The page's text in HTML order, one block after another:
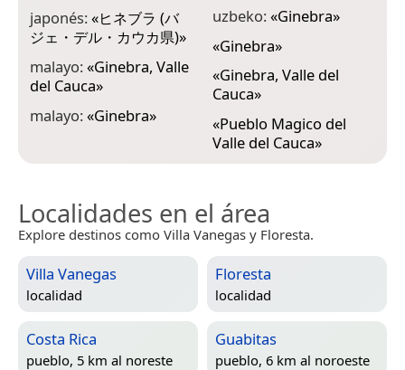
japonés:«ヒネブラ (バ
ジェ・デル・カウカ県)»
malayo:«Ginebra, Valle
del Cauca»
malayo:«Ginebra»
uzbeko:«Ginebra»
«Ginebra»
«Ginebra, Valle del
Cauca»
«Pueblo Magico del
Valle del Cauca»
Localidades en el área
Explore destinos como Villa Vanegas y Floresta.
Villa Vanegas
localidad
Floresta
localidad
Costa Rica
pueblo, 5 km al noreste
Guabitas
pueblo, 6 km al noroeste